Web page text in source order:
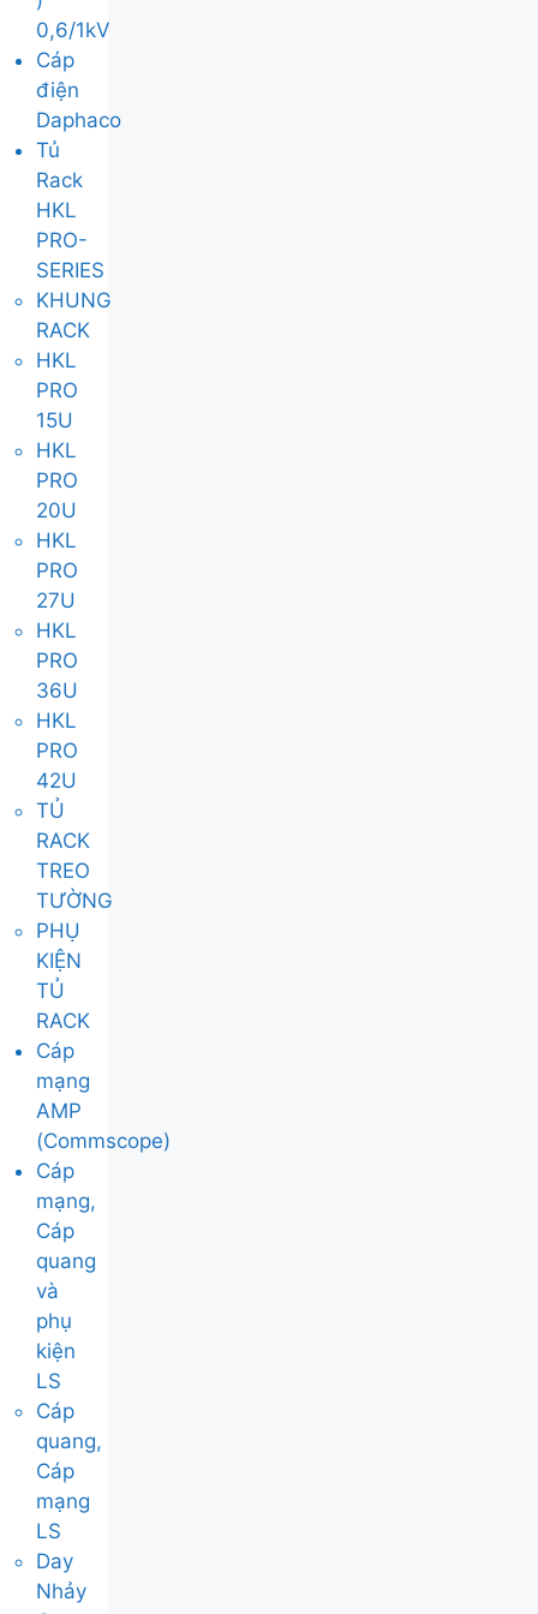
0,6/1kV
Cáp
điện
Daphaco
Tủ
Rack
HKL
PRO-
SERIES
KHUNG
RACK
HKL
PRO
15U
HKL
PRO
20U
HKL
PRO
27U
HKL
PRO
36U
HKL
PRO
42U
TỦ
RACK
TREO
TƯỜNG
PHỤ
KIỆN
TỦ
RACK
Cáp
mạng
AMP
(Commscope)
Cáp
mạng,
Cáp
quang
và
phụ
kiện
LS
Cáp
quang,
Cáp
mạng
LS
Day
Nhảy